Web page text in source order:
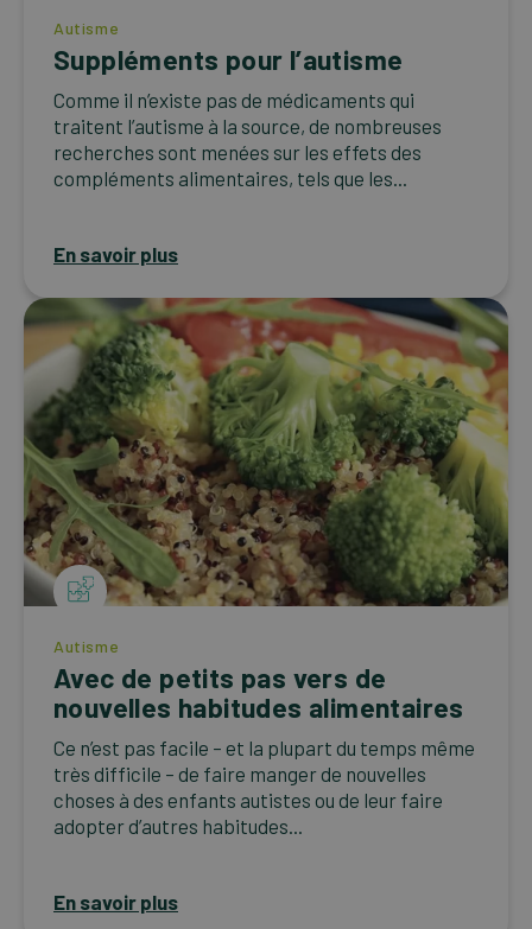
Autisme
Suppléments pour l’autisme
Comme il n’existe pas de médicaments qui
traitent l’autisme à la source, de nombreuses
recherches sont menées sur les effets des
compléments alimentaires, tels que les...
En savoir plus
Autisme
Avec de petits pas vers de
nouvelles habitudes alimentaires
Ce n’est pas facile – et la plupart du temps même
très difficile – de faire manger de nouvelles
choses à des enfants autistes ou de leur faire
adopter d’autres habitudes...
En savoir plus